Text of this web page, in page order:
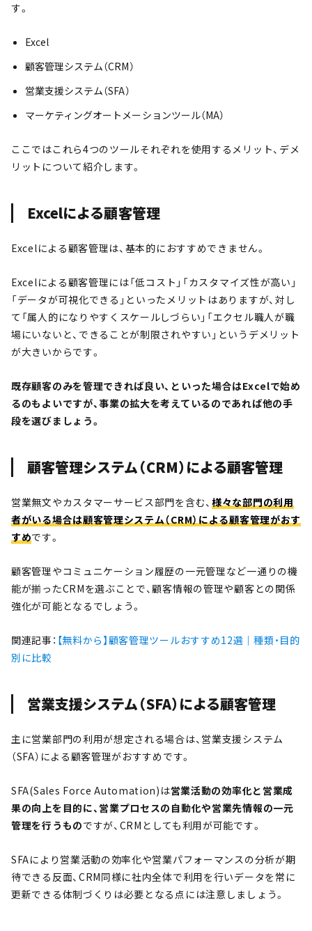
す。
Excel
顧客管理システム（CRM）
営業支援システム（SFA）
マーケティングオートメーションツール（MA）
ここではこれら4つのツールそれぞれを使用するメリット、デメ
リットについて紹介します。
Excelによる顧客管理
Excelによる顧客管理は、基本的におすすめできません。
Excelによる顧客管理には「低コスト」「カスタマイズ性が高い」
「データが可視化できる」といったメリットはありますが、対し
て「属人的になりやすくスケールしづらい」「エクセル職人が職
場にいないと、できることが制限されやすい」というデメリット
が大きいからです。
既存顧客のみを管理できれば良い、といった場合はExcelで始め
るのもよいですが、事業の拡大を考えているのであれば他の手
段を選びましょう。
顧客管理システム（CRM）による顧客管理
営業無文やカスタマーサービス部門を含む、様々な部門の利用
者がいる場合は顧客管理システム（CRM）による顧客管理がおす
すめです。
顧客管理やコミュニケーション履歴の一元管理など一通りの機
能が揃ったCRMを選ぶことで、顧客情報の管理や顧客との関係
強化が可能となるでしょう。
関連記事： 【無料から】顧客管理ツールおすすめ12選｜種類・目的
別に比較
営業支援システム（SFA）による顧客管理
主に営業部門の利用が想定される場合は、営業支援システム
（SFA）による顧客管理がおすすめです。
SFA(Sales Force Automation)は営業活動の効率化と営業成
果の向上を目的に、営業プロセスの自動化や営業先情報の一元
管理を行うものですが、CRMとしても利用が可能です。
SFAにより営業活動の効率化や営業パフォーマンスの分析が期
待できる反面、CRM同様に社内全体で利用を行いデータを常に
更新できる体制づくりは必要となる点には注意しましょう。